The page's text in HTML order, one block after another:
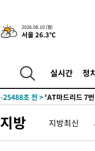
2026.08.10 (월)
서울 26.3℃
실시간 정
51분 전 >손흥민, 68분 뛰고 2
-25732초 전 >
이강인, 5만 관
-25488초 전 >'AT마드리드 7
-23227초 전 > 'AT마드리드 7
-22729초 전 >
-20793초 전 > 네타냐후, 트럼
-17389초 전 >이강인 ATM 입
지방 지방최신